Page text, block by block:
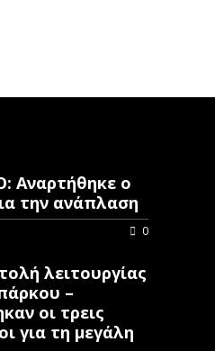
Αναρτήθηκε ο
την ανάπλαση
0
λειτουργίας
–
οι τρεις
για τη μεγάλη